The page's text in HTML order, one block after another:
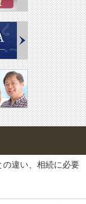
違い、相続に必要